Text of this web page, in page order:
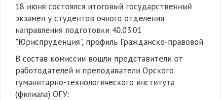
18 июня состоялся итоговый государственный
экзамен у студентов очного отделения
направления подготовки 40.03.01
"Юриспруденция", профиль Гражданско-правовой.
В состав комиссии вошли представители от
работодателей и преподаватели Орского
гуманитарно-технологического института
(филиала) ОГУ: